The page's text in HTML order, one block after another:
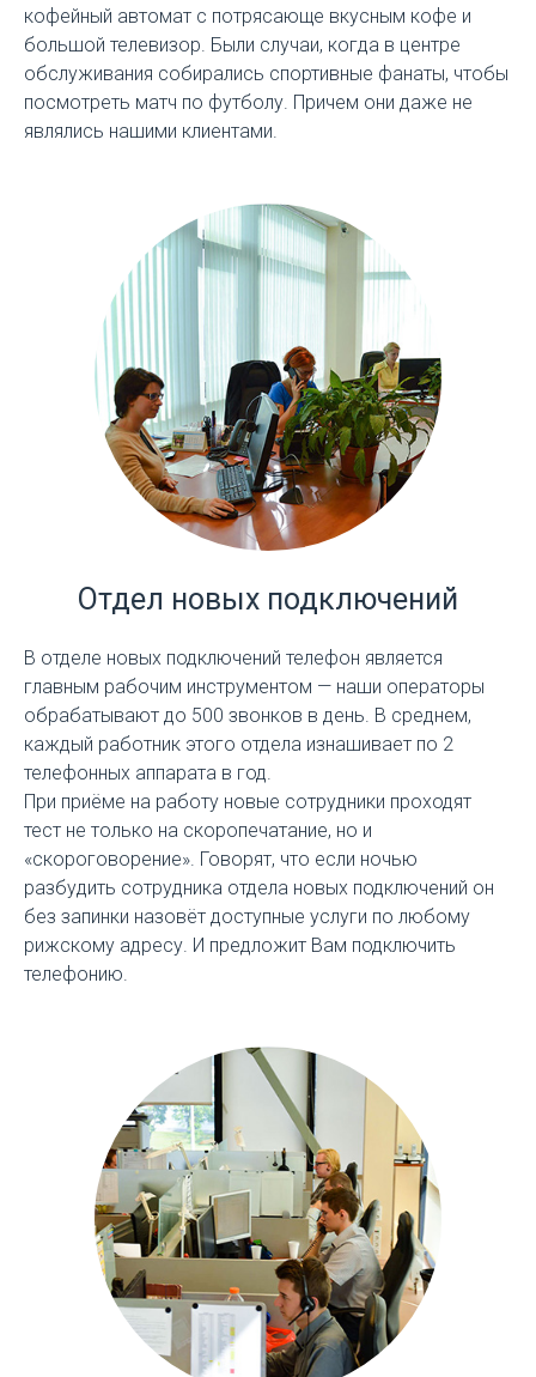
кофейный автомат с потрясающе вкусным кофе и
большой телевизор. Были случаи, когда в центре
обслуживания собирались спортивные фанаты, чтобы
посмотреть матч по футболу. Причем они даже не
являлись нашими клиентами.
Отдел новых подключений
В отделе новых подключений телефон является
главным рабочим инструментом — наши операторы
обрабатывают до 500 звонков в день. В среднем,
каждый работник этого отдела изнашивает по 2
телефонных аппарата в год.
При приёме на работу новые сотрудники проходят
тест не только на скоропечатание, но и
«скороговорение». Говорят, что если ночью
разбудить сотрудника отдела новых подключений он
без запинки назовёт доступные услуги по любому
рижскому адресу. И предложит Вам подключить
телефонию.